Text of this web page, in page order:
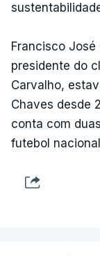
Francisco
presidente do
Carvalho,
Chaves desde
conta com
futebol